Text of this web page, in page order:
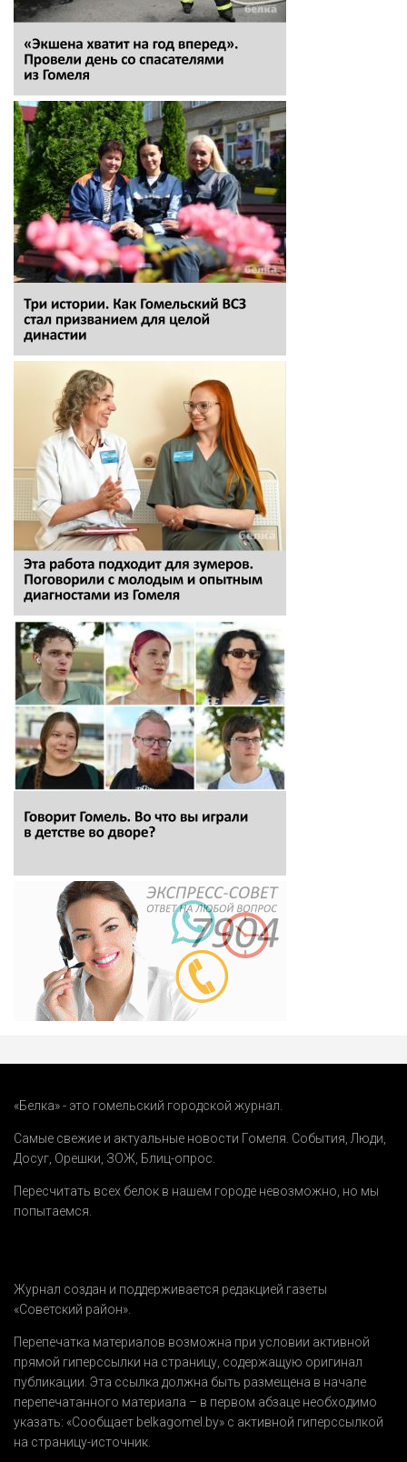
«Белка» - это гомельский городской журнал.
Самые свежие и актуальные новости Гомеля. События Люди
Досуг Орешки ЗОЖ Блиц-опрос
Пересчитать всех белок в нашем городе невозможно, но мы
попытаемся.
Журнал создан и поддерживается редакцией газеты
«Советский район».
Перепечатка материалов возможна при условии активной
прямой гиперссылки на страницу, содержащую оригинал
публикации. Эта ссылка должна быть размещена в начале
перепечатанного материала – в первом абзаце необходимо
указать: «Сообщает belkagomel.by» с активной гиперссылкой
на страницу-источник.